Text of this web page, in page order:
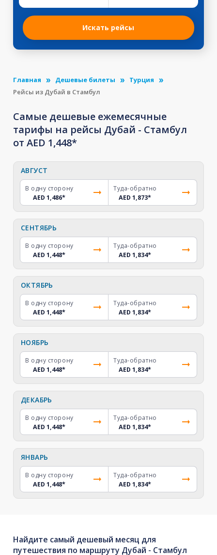
Искать рейсы
Главная Дешевые билеты
Турция
Рейсы из Дубай в Стамбул
Самые дешевые ежемесячные
тарифы на рейсы Дубай - Стамбул
от AED 1,448*
АВГУСТ
В одну сторону
AED 1,486*
Туда-обратно
AED 1,873*
СЕНТЯБРЬ
В одну сторону
AED 1,448*
Туда-обратно
AED 1,834*
ОКТЯБРЬ
В одну сторону
AED 1,448*
Туда-обратно
AED 1,834*
НОЯБРЬ
В одну сторону
AED 1,448*
Туда-обратно
AED 1,834*
ДЕКАБРЬ
В одну сторону
AED 1,448*
Туда-обратно
AED 1,834*
ЯНВАРЬ
В одну сторону
AED 1,448*
Туда-обратно
AED 1,834*
Найдите самый дешевый месяц для
путешествия по маршруту Дубай - Стамбул